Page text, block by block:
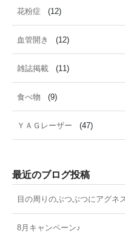
花粉症 (12)
血管開き (12)
雑誌掲載 (11)
食べ物 (9)
ＹＡＧレーザー (47)
最近のブログ投稿
目の周りのぶつぶつにアグネ
8月キャンペーン♪